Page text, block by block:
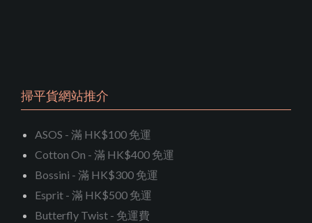
掃平貨網站推介
ASOS - 滿 HK$100 免運
Cotton On - 滿 HK$400 免運
Bossini - 滿 HK$300 免運
Esprit - 滿 HK$500 免運
Butterfly Twist - 免運費